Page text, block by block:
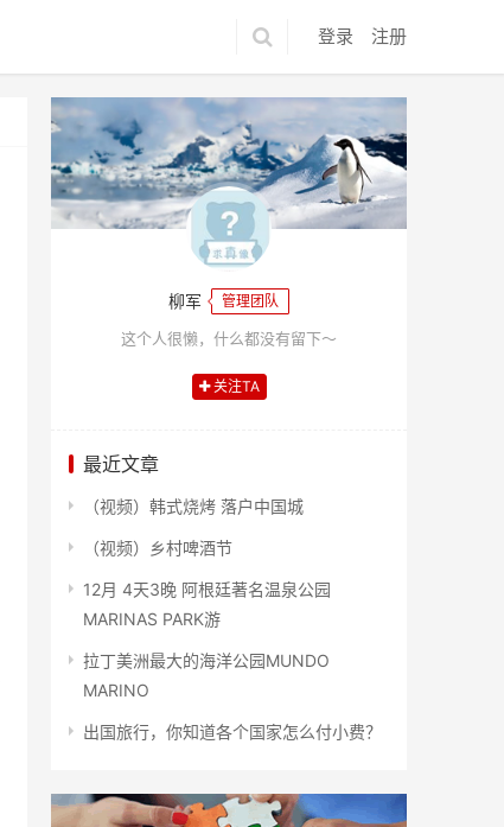
登录 注册
柳军 管理团队
这个人很懒，什么都没有留下～
关注TA
最近文章
（视频）韩式烧烤 落户中国城
（视频）乡村啤酒节
12月 4天3晚 阿根廷著名温泉公园
MARINAS PARK游
拉丁美洲最大的海洋公园MUNDO
MARINO
出国旅行，你知道各个国家怎么付小费？